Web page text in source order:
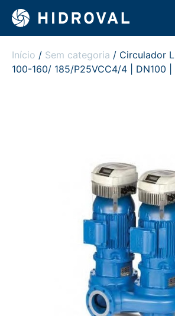
Início / Sem categoria / Circulador
100-160/ 185/P25VCC4/4 | DN100